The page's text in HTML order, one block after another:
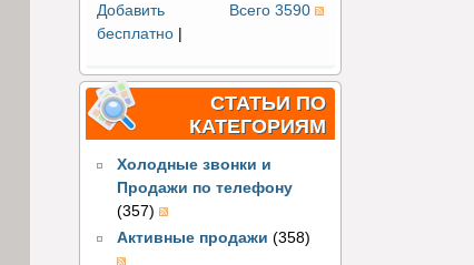
Всего 3590
Добавить
бесплатно|
СТАТЬИ ПО
КАТЕГОРИЯМ
Холодные звонки и
Продажи по телефону
(357)
Активные продажи (358)